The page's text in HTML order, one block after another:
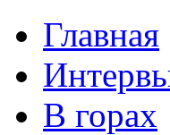
Главная
В горах